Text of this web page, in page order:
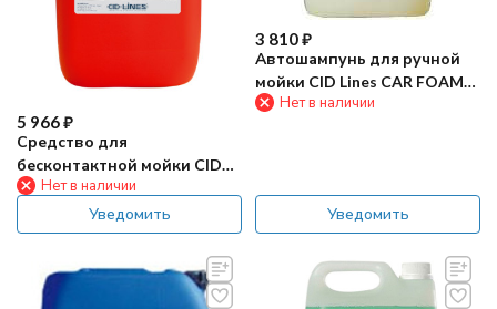
5 966₽
Средство для
бесконтактной мойки CID
Lines NITRA CID 25л
Нет в наличии
Уведомить
3 810₽
Автошампунь для ручной
мойки CID Lines CAR FOAM
20лНет в наличии
Уведомить